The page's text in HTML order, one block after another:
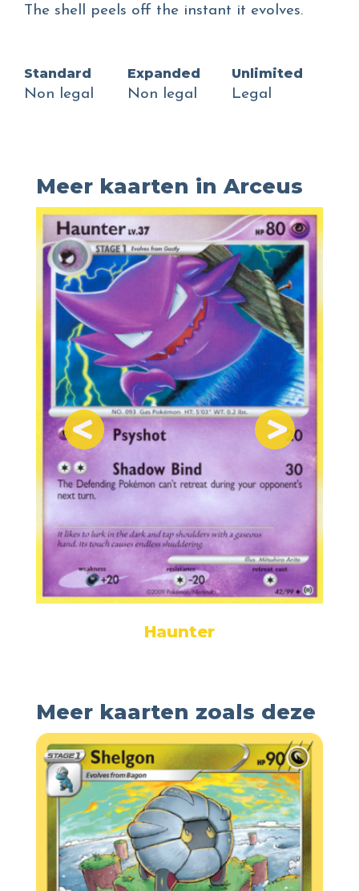
The shell peels off the instant it evolves.
Standard
Non legal
Expanded
Non legal
Unlimited
Legal
Meer kaarten in Arceus
Haunter
Meer kaarten zoals deze